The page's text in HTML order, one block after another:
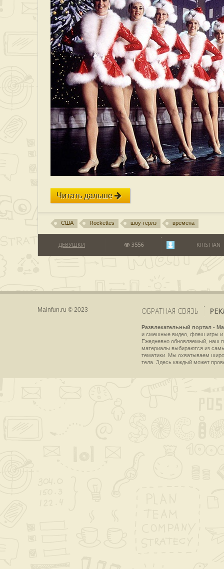
Читать дальше
США Rockettes шоу-герлз времена
ДЕВУШКИ 3556 KRISTIAN
Mainfun.ru © 2023 ОБРАТНАЯ СВЯЗЬ
Развлекательный портал -
и смешные видео, флеш игры и
Ежедневно обновляемый, наш
материалы выбираются из
тематики. Мы охватываем
тела. Здесь каждый может